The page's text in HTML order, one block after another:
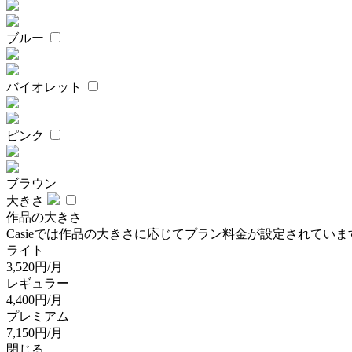
ブルー
バイオレット
ピンク
ブラウン
大きさ
作品の大きさ
Casieでは作品の大きさに応じてプラン料金が設定されていま
ライト
3,520円/月
レギュラー
4,400円/月
プレミアム
7,150円/月
閉じる